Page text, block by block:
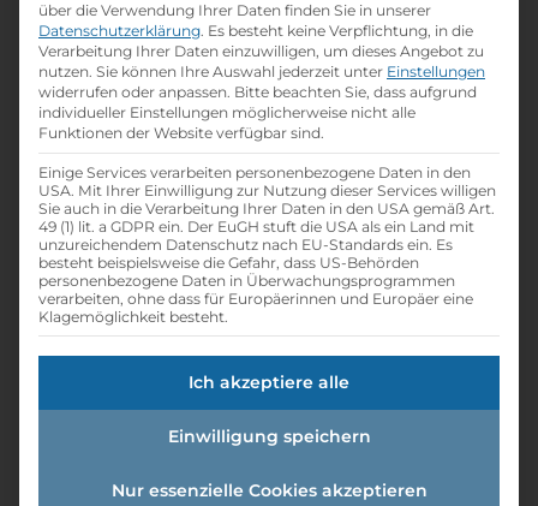
Details zur Lehrstelle
Referenznummer: 1vt8hj
folderBranche:
schoolBeruf:
Betriebsdienstleister /
Betriebsdienstleisterin
calendar_monthEintrittsdatum:
ab sofort
scheduleOffene Lehrstellen:
3 Jahre
über die Verwendung Ihrer Daten finden Sie in unserer
Datenschutzerklärung. Es besteht keine Verpflichtung, in die
Verarbeitung Ihrer Daten einzuwilligen, um dieses Angebot zu
nutzen. Sie können Ihre Auswahl jederzeit unter Einstellungen
widerrufen oder anpassen. Bitte beachten Sie, dass aufgrund
individueller Einstellungen möglicherweise nicht alle
Funktionen der Website verfügbar sind.
Einige Services verarbeiten personenbezogene Daten in den
USA. Mit Ihrer Einwilligung zur Nutzung dieser Services willigen
Sie auch in die Verarbeitung Ihrer Daten in den USA gemäß Art.
49 (1) lit. a GDPR ein. Der EuGH stuft die USA als ein Land mit
unzureichendem Datenschutz nach EU-Standards ein. Es
besteht beispielsweise die Gefahr, dass US-Behörden
personenbezogene Daten in Überwachungsprogrammen
verarbeiten, ohne dass für Europäerinnen und Europäer eine
Klagemöglichkeit besteht.
Ich akzeptiere alle
Einwilligung speichern
Nur essenzielle Cookies akzeptieren